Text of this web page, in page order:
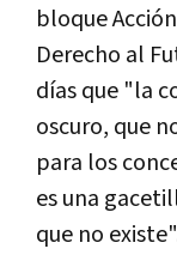
bloque
Derecho al
días que "la
oscuro, que
para los
es una
que no